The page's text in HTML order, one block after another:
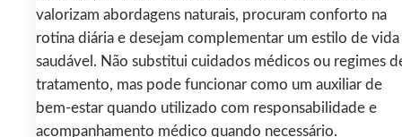
valorizam abordagens naturais, procuram conforto na
rotina diária e desejam complementar um estilo de vida
saudável. Não substitui cuidados médicos ou regimes
tratamento, mas pode funcionar como um auxiliar de
bem-estar quando utilizado com responsabilidade e
acompanhamento médico quando necessário.